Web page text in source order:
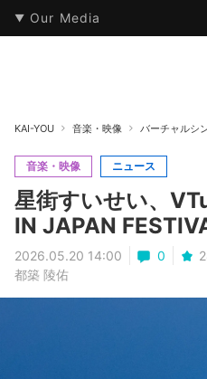
Our Media
本・文芸 情報化社会
KAI-YOU 音楽・映像 バーチャルシ
音楽・映像 ニュース
星街すいせい、
IN JAPAN
2026.05.20 14:00 0
都築 陵佑